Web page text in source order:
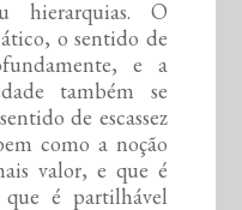
hierarquias. O
o sentido de
e a
também se
de escassez
como a noção
valor, e que é
que é partilhável